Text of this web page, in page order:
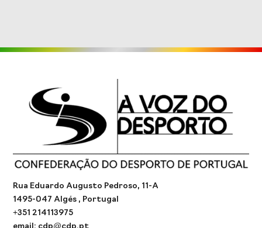
Rua Eduardo Augusto Pedroso, 11-A
1495-047 Algés , Portugal
+351 214113975